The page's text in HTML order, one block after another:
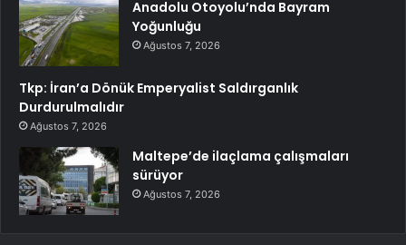
Anadolu Otoyolu’nda Bayram
Yoğunluğu
Ağustos 7, 2026
Tkp: İran’a Dönük Emperyalist Saldırganlık
Durdurulmalıdır
Ağustos 7, 2026
Maltepe’de ilaçlama çalışmaları
sürüyor
Ağustos 7, 2026